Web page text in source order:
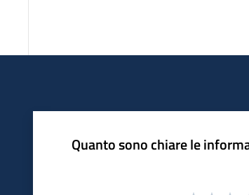
Quanto sono chiare le